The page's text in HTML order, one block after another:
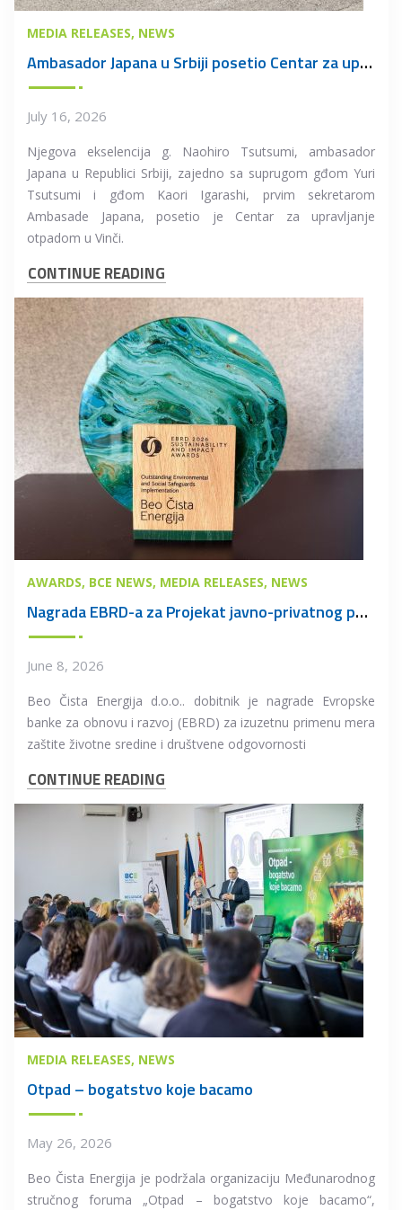
MEDIA RELEASES NEWS
Ambasador Japana u Srbiji posetio Centar za upravljanje otpadom u Vinči
July 16, 2026
Njegova ekselencija g. Naohiro Tsutsumi, ambasador
Japana u Republici Srbiji, zajedno sa suprugom gđom Yuri
Tsutsumi i gđom Kaori Igarashi, prvim sekretarom
Ambasade Japana, posetio je Centar za upravljanje
otpadom u Vinči.
CONTINUE READING
AWARDS BCE NEWS MEDIA RELEASES NEWS
Nagrada EBRD-a za Projekat javno-privatnog partnerstva u oblasti upravljanja otpadom u Beogradu
June 8, 2026
Beo Čista Energija d.o.o.. dobitnik je nagrade Evropske
banke za obnovu i razvoj (EBRD) za izuzetnu primenu mera
zaštite životne sredine i društvene odgovornosti
CONTINUE READING
MEDIA RELEASES NEWS
Otpad – bogatstvo koje bacamo
May 26, 2026
Beo Čista Energija je podržala organizaciju Međunarodnog
stručnog foruma „Otpad – bogatstvo koje bacamo“,